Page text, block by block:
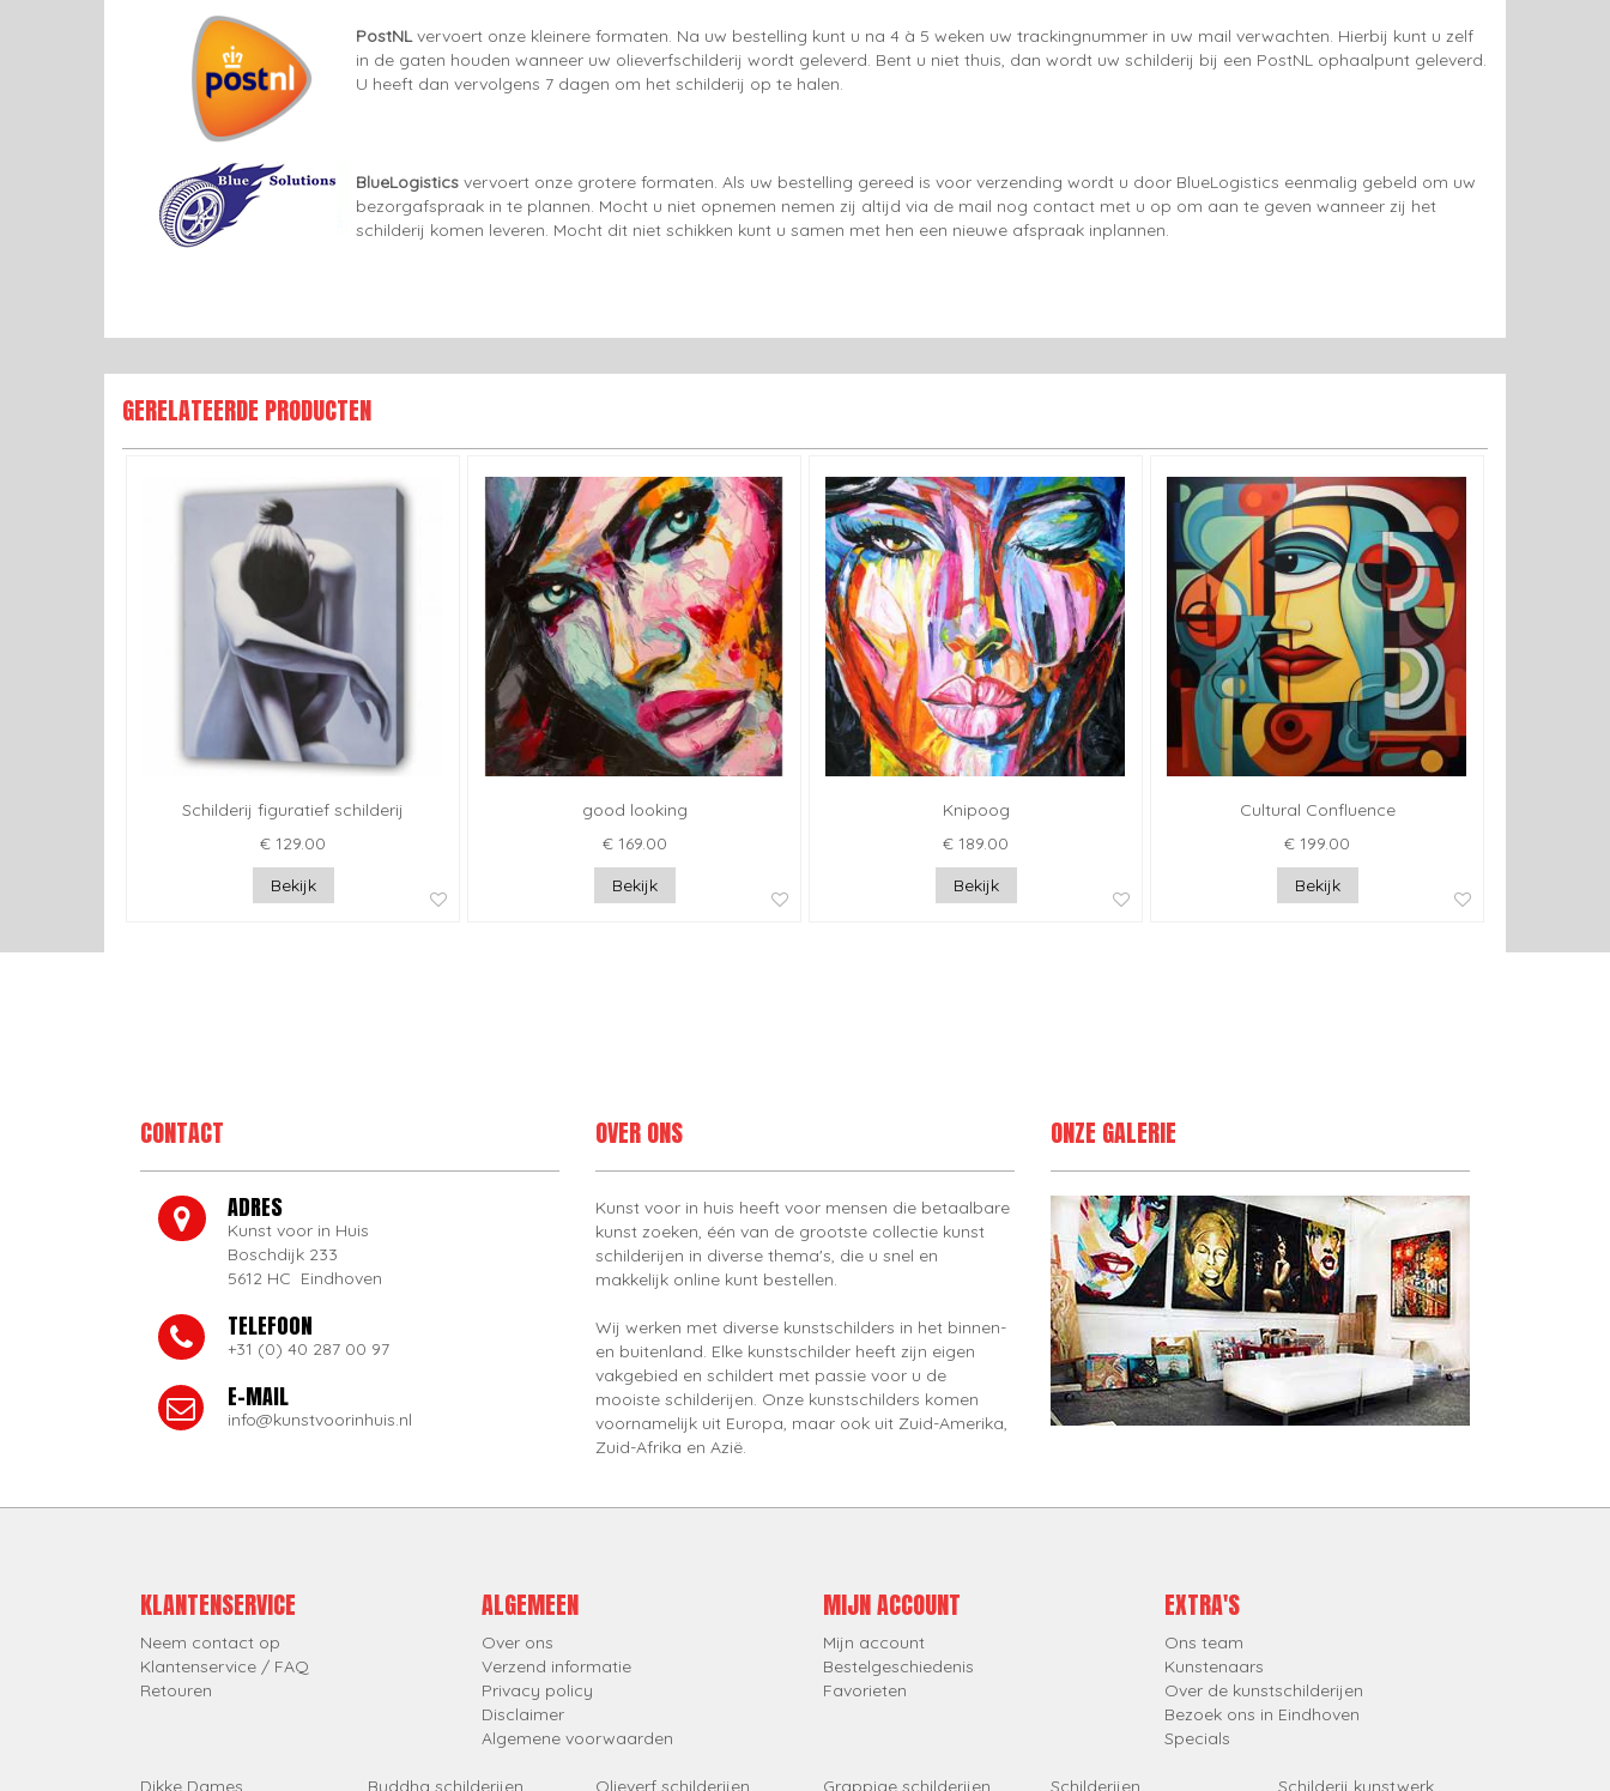
PostNLvervoert onze kleinere formaten. Na uw bestelling kunt u na 4 à 5 weken uw trackingnummer in uw mail verwachten. Hierbij kunt u zelf
in de gaten houden wanneer uw olieverfschilderij wordt geleverd. Bent u niet thuis, dan wordt uw schilderij bij een PostNL ophaalpunt geleverd.
U heeft dan vervolgens 7 dagen om het schilderij op te halen.
BlueLogistics vervoert onze grotere formaten. Als uw bestelling gereed is voor verzending wordt u door BlueLogistics eenmalig gebeld om uw
bezorgafspraak in te plannen. Mocht u niet opnemen nemen zij altijd via de mail nog contact met u op om aan te geven wanneer zij het
schilderij komen leveren. Mocht dit niet schikken kunt u samen met hen een nieuwe afspraak inplannen.
GERELATEERDE PRODUCTEN
Schilderij figuratief schilderij
€ 129.00
Bekijk
good looking
€ 169.00
Bekijk
Knipoog
€ 189.00
Bekijk
Cultural Confluence
€ 199.00
Bekijk
CONTACT
ADRES
Kunst voor in Huis
Boschdijk 233
5612 HC Eindhoven
TELEFOON
+31 (0) 40 287 00 97
E-MAIL
info@kunstvoorinhuis.nl
OVER ONS
Kunst voor in huis heeft voor mensen die betaalbare
kunst zoeken, één van de grootste collectie kunst
schilderijen in diverse thema's, die u snel en
makkelijk online kunt bestellen.
Wij werken met diverse kunstschilders in het binnen-
en buitenland. Elke kunstschilder heeft zijn eigen
vakgebied en schildert met passie voor u de
mooiste schilderijen. Onze kunstschilders komen
voornamelijk uit Europa, maar ook uit Zuid-Amerika,
Zuid-Afrika en Azië.
ONZE GALERIE
KLANTENSERVICE
Neem contact op
Klantenservice / FAQ
Retouren
ALGEMEEN
Over ons
Verzend informatie
Privacy policy
Disclaimer
Algemene voorwaarden
MIJN ACCOUNT
Mijn account
Bestelgeschiedenis
Favorieten
EXTRA'S
Ons team
Kunstenaars
Over de kunstschilderijen
Bezoek ons in Eindhoven
Specials
Dikke Dames Buddha schilderijen Olieverf schilderijen Grappige schilderijen Schilderijen Schilderij kunstwerk